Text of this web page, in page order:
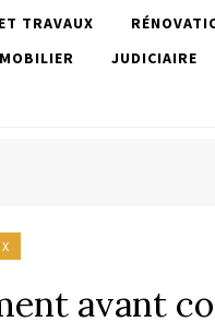
TRAVAUX
JUDICIAIRE
avant